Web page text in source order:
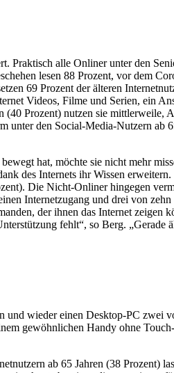
Praktisch alle Onliner unter den
lesen 88 Prozent, vor dem
69 Prozent der älteren
Videos, Filme und Serien, ein
Prozent) nutzen sie mittlerweile,
den Social-Media-Nutzern ab
hat, möchte sie nicht mehr
des Internets ihr Wissen
Die Nicht-Onliner hingegen
Internetzugang und drei von
der ihnen das Internet zeigen
fehlt“, so Berg. „Gerade
wieder einen Desktop-PC zwei
gewöhnlichen Handy ohne
ab 65 Jahren (38 Prozent)